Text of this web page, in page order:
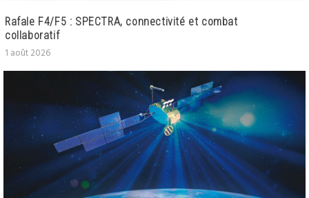
Rafale F4/F5 : SPECTRA, connectivité et combat
collaboratif
1 août 2026